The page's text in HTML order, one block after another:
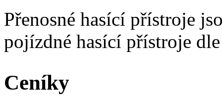
Přenosné hasící přístroje
pojízdné hasící přístroje
Ceníky